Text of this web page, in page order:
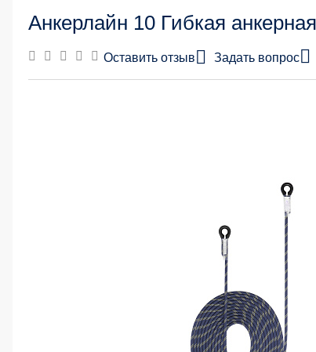
Анкерлайн 10 Гибкая
Оставить отзыв Задать вопрос